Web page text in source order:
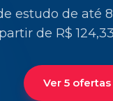
estudo de até
partir de R$
Ver 5